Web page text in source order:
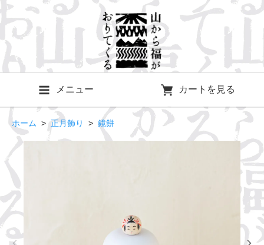
メニュー カートを見る
ホーム >正月飾り > 鏡餅